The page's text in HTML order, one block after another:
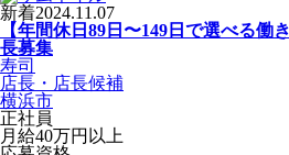
新着2024.11.07
【年間休日89日〜149日で選べる働
長募集
寿司
店長・店長候補
横浜市
正社員
月給40万円以上